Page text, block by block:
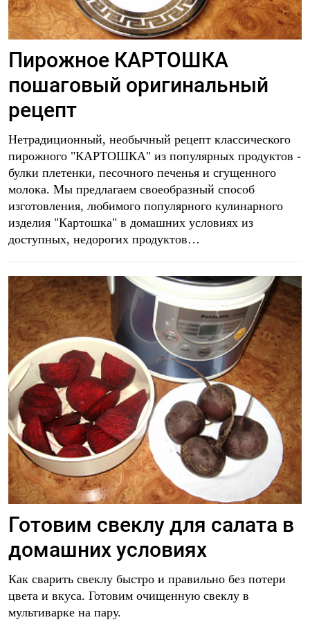
Пирожное КАРТОШКА
пошаговый оригинальный
рецепт
Нетрадиционный, необычный рецепт классического
пирожного "КАРТОШКА" из популярных продуктов -
булки плетенки, песочного печенья и сгущенного
молока. Мы предлагаем своеобразный способ
изготовления, любимого популярного кулинарного
изделия "Картошка" в домашних условиях из
доступных, недорогих продуктов…
Готовим свеклу для салата в
домашних условиях
Как сварить свеклу быстро и правильно без потери
цвета и вкуса. Готовим очищенную свеклу в
мультиварке на пару.